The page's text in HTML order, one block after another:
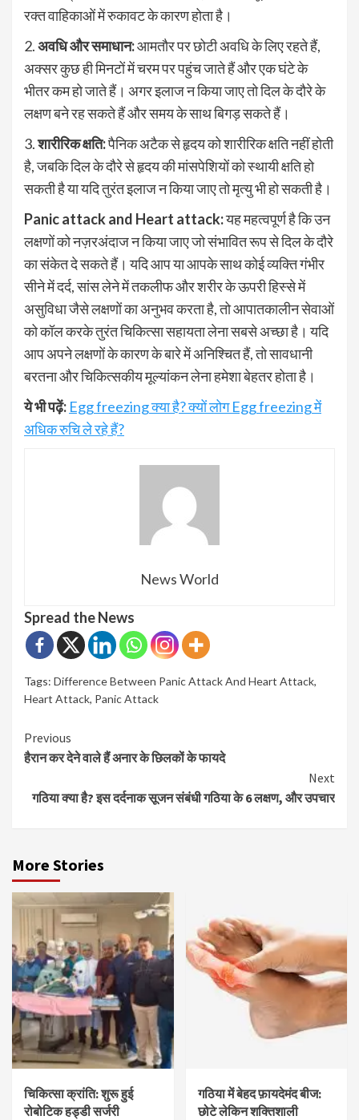
रक्त वाहिकाओं में रुकावट के कारण होता है।
2.अवधि और समाधान:आमतौर पर छोटी अवधि के लिए रहते हैं,
अक्सर कुछ ही मिनटों में चरम पर पहुंच जाते हैं और एक घंटे के
भीतर कम हो जाते हैं। अगर इलाज न किया जाए तो दिल के दौरे के
लक्षण बने रह सकते हैं और समय के साथ बिगड़ सकते हैं।
3.शारीरिक क्षति:पैनिक अटैक से हृदय को शारीरिक क्षति नहीं होती
है, जबकि दिल के दौरे से हृदय की मांसपेशियों को स्थायी क्षति हो
सकती है या यदि तुरंत इलाज न किया जाए तो मृत्यु भी हो सकती है।
Panic attack and Heart attack:यह महत्वपूर्ण है कि उन
लक्षणों को नज़रअंदाज न किया जाए जो संभावित रूप से दिल के दौरे
का संकेत दे सकते हैं। यदि आप या आपके साथ कोई व्यक्ति गंभीर
सीने में दर्द, सांस लेने में तकलीफ और शरीर के ऊपरी हिस्से में
असुविधा जैसे लक्षणों का अनुभव करता है, तो आपातकालीन सेवाओं
को कॉल करके तुरंत चिकित्सा सहायता लेना सबसे अच्छा है। यदि
आप अपने लक्षणों के कारण के बारे में अनिश्चित हैं, तो सावधानी
बरतना और चिकित्सकीय मूल्यांकन लेना हमेशा बेहतर होता है।
ये भी पढ़ें: Egg freezing क्या है? क्यों लोग Egg freezing में
अधिक रुचि ले रहे हैं?
News World
Spread the News
Tags: Difference Between Panic Attack And Heart Attack,
Heart Attack, Panic Attack
Continue
Reading
Previous
हैरान कर देने वाले हैं अनार के छिलकों के फायदे
Next
गठिया क्या है? इस दर्दनाक सूजन संबंधी गठिया के 6 लक्षण, और उपचार
More Stories
चिकित्सा क्रांति: शुरू हुई
रोबोटिक हड्डी सर्जरी
गठिया में बेहद फ़ायदेमंद बीज:
छोटे लेकिन शक्तिशाली